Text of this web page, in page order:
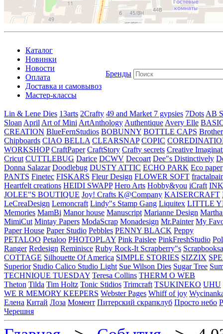
Каталог
Новинки
Новости
Оплата
Доставка и самовывоз
Мастер-классы
Бренды
Lin & Lene Dies 13arts 2Crafty 49 and Market 7 gypsies 7Dots AB
Sloan April Art of Mini ArtAnthology Authentique Avery Elle
CREATION BlueFernStudios BOBUNNY BOTTLE CAPS Brother
Chipboards CIAO BELLA CLEARSNAP COPIC
WORKSHOP CraftPaper CraftStory Crafty secrets Creative
Cricut CUTTLEBUG Darice DCWV Decoart Dee"s Distinctively
Donna Salazar Doodlebug DUSTY ATTIC ECHO PARK Eco paper
PANTS Finetec FISKARS Fleur Design FLOWER SOFT
Heartfelt creations HEIDI SWAPP Hero Arts Hobby&you iCraft
JOLEE"S BOUTIQUE Joy! Crafts K@Company KAISERCRAFT
LeCreaDesign Lemoncraft Lindy"s Stamp Gang Liquitex LITTLE
Memories MamBi Manor house Manuscript Marianne Design
MimiCut Mintay Papers ModaScrap Monadesign Mr.Painter My
Paper House Paper Studio Pebbles PENNY BLACK Peppy
PETALOO Petaloo PHOTOPLAY Pink Paislee PinkFreshStudio
Ranger Redesign Reminisce Ruby Rock-It Scrapberry"s
COTTAGE Silhouette Of America SIMPLE STORIES SIZZIX
Superior Studio Calico Studio Light Sue Wilson Dies Sugar Tree
TECHNIQUE TUESDAY Teresa Collins THERM O WEB
Theton Tilda Tim Holtz Tonic Stidios Trimcraft TSUKINEKO UHU
WE R MEMORY KEEPERS Webster Pages Whiff of joy
Елена Китай Лоза Момент Питерский скрапклуб Просто небо
Черешня